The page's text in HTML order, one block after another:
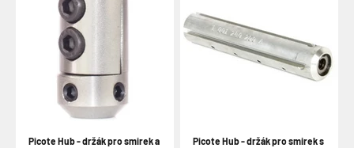
Picote Hub - držák pro smirek a
Picote Hub - držák pro smirek s